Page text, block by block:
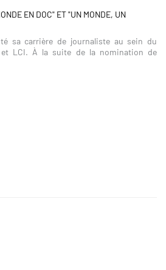
EN DOC" ET "UN MONDE, UN
sa carrière de journaliste au sein du
et LCI. À la suite de la nomination de